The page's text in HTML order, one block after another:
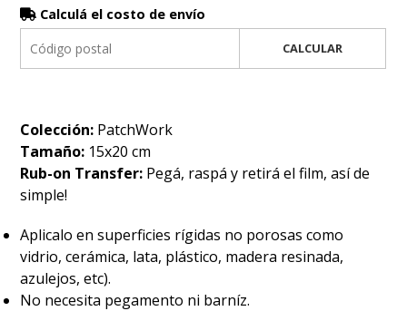
Calculá el costo de envío
CALCULAR
Colección: PatchWork
Tamaño: 15x20 cm
Rub-on Transfer: Pegá, raspá y retirá el film, así de
simple!
Aplicalo en superficies rígidas no porosas como
vidrio, cerámica, lata, plástico, madera resinada,
azulejos, etc).
No necesita pegamento ni barníz.